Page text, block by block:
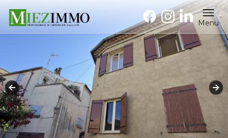
Menu